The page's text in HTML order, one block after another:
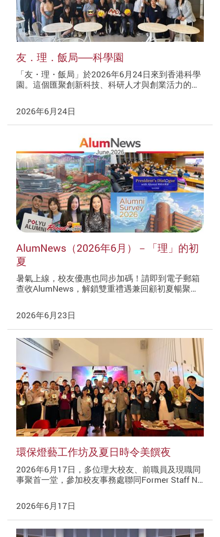
友．理．飯局──科學園
「友・理・飯局」於2026年6月24日來到香港科學
園。這個匯聚創新科技、科研人才與創業活力的…
2026年6月24日
AlumNews（2026年6月）－「理」的初
夏
暑氣上線，校友優惠也同步加碼！請即到電子郵箱
查收AlumNews，解鎖雙重禮遇兼回顧初夏暢聚…
2026年6月23日
環保燈藝工作坊及夏日時令美饌夜
2026年6月17日，多位理大校友、前職員及現職同
事聚首一堂，參加校友事務處聯同Former Staff N…
2026年6月17日